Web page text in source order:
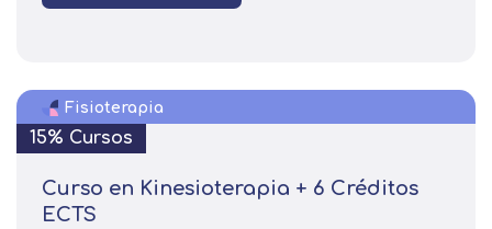
Fisioterapia
15% Cursos
Curso en Kinesioterapia + 6 Créditos
ECTS